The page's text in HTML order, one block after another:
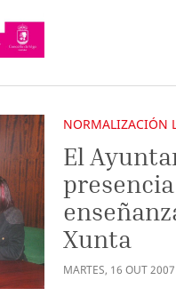
NORMALIZACIÓN
El
Xunta
MARTES, 16 OUT2007